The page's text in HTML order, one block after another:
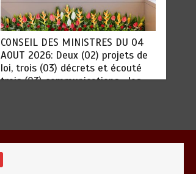
« 45 MIN AVEC L’OTR » : La
fiscalité des activités numériques
et digitales au menu ce jeudi 06
« 45 MIN AVEC L’OTR
» : La fiscalité des
activités numériques
et digitales au menu
ce jeudi 06 août